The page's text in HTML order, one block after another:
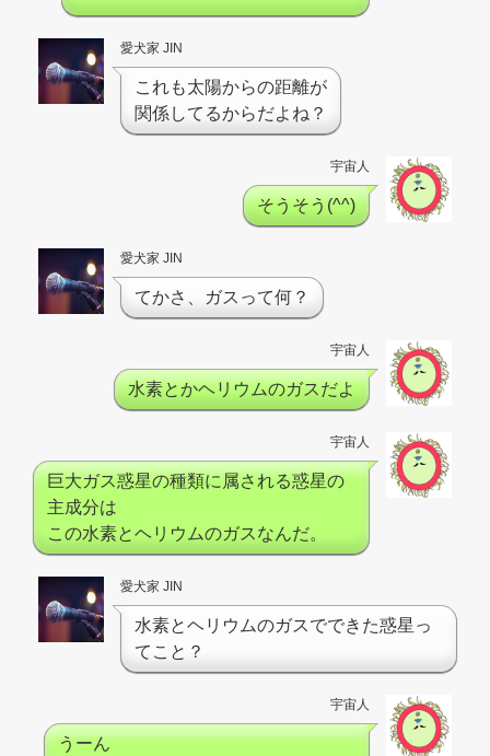
愛犬家 JIN
これも太陽からの距離が
関係してるからだよね？
宇宙人
そうそう(^^)
愛犬家 JIN
てかさ、ガスって何？
宇宙人
水素とかヘリウムのガスだよ
宇宙人
巨大ガス惑星の種類に属される惑星の
主成分は
この水素とヘリウムのガスなんだ。
愛犬家 JIN
水素とヘリウムのガスでできた惑星っ
てこと？
宇宙人
うーん